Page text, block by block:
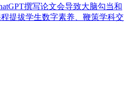
撰写论文会导致大脑勾当和
提拔学生数字素养、鞭策学科交